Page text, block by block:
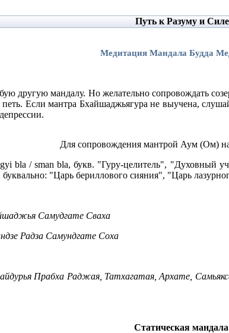
Путь к Разуму и Силе
Медитация Мандала Будда
другую мандалу. Но желательно сопровождать
Если мантра Бхайшаджьягура не выучена,
Для сопровождения мантрой Аум (Ом)
bla / sman bla, букв. "Гуру-целитель",
"Царь бериллового сияния", "Царь
Самудгате Сваха
Радза Самундгате Соха
Прабха Раджая, Татхагатая, Архате,
Статическая мандала